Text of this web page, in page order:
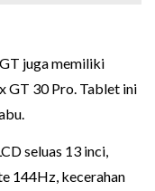
juga memiliki
GT 30 Pro. Tablet ini
seluas 13 inci,
144Hz, kecerahan